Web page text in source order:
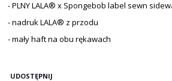
- PLNY LALA® x Spongebob label sewn
- nadruk LALA® z przodu
- mały haft na obu rękawach
UDOSTĘPNIJ